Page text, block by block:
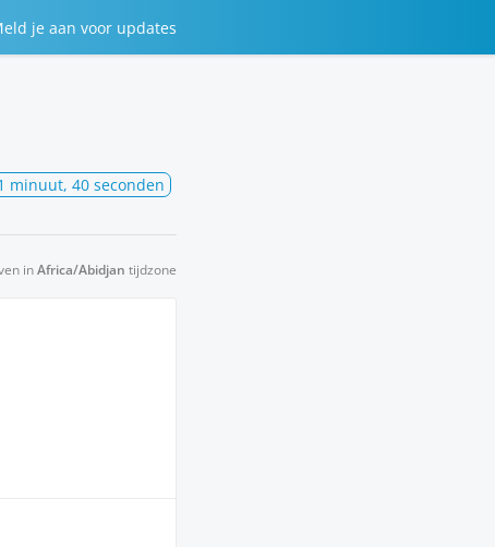
je aan voor updates
minuut, 40 seconden
inAfrica/Abidjan tijdzone